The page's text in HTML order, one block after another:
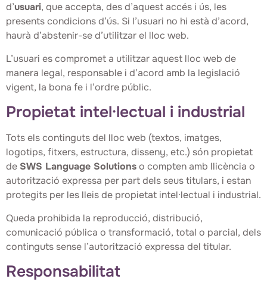
d’usuari, que accepta, des d’aquest accés i ús, les
presents condicions d’ús. Si l’usuari no hi està d’acord,
haurà d’abstenir-se d’utilitzar el lloc web.
L’usuari es compromet a utilitzar aquest lloc web de
manera legal, responsable i d’acord amb la legislació
vigent, la bona fe i l’ordre públic.
Propietat intel·lectual i industrial
Tots els continguts del lloc web (textos, imatges,
logotips, fitxers, estructura, disseny, etc.) són propietat
de SWS Language Solutionso compten amb llicència o
autorització expressa per part dels seus titulars, i estan
protegits per les lleis de propietat intel·lectual i industrial.
Queda prohibida la reproducció, distribució,
comunicació pública o transformació, total o parcial, dels
continguts sense l’autorització expressa del titular.
Responsabilitat